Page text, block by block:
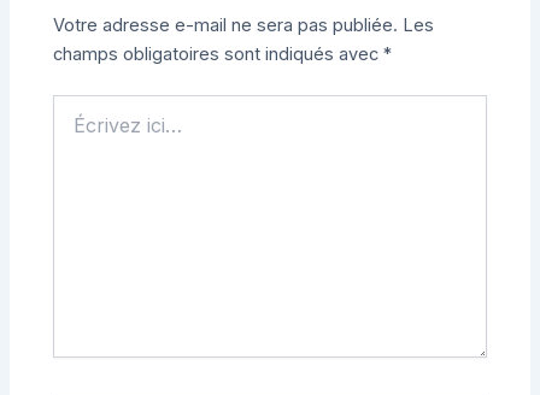
Votre adresse e-mail ne sera pas publiée. Les
champs obligatoires sont indiqués avec*
ici…